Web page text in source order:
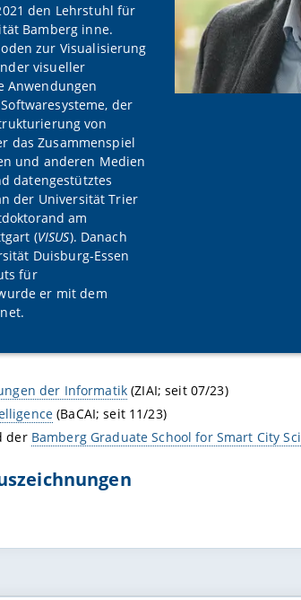
den Lehrstuhl für
Bamberg inne.
zur Visualisierung
visueller
Anwendungen
der
von
das Zusammenspiel
und anderen Medien
datengestütztes
der Universität Trier
am
(VISUS). Danach
Duisburg-Essen
für
er mit dem
der Informatik (ZIAI; seit 07/23)
(BaCAI; seit 11/23)
der Bamberg Graduate School for Smart City